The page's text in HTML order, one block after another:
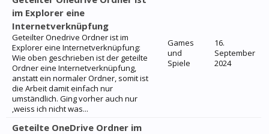
im Explorer eine
Internetverknüpfung
Geteilter Onedrive Ordner ist im
Explorer eine Internetverknüpfung:
Wie oben geschrieben ist der geteilte
Ordner eine Internetverknüpfung,
anstatt ein normaler Ordner, somit ist
die Arbeit damit einfach nur
umständlich. Ging vorher auch nur
,weiss ich nicht was...
Games
und
Spiele
16.
September
2024
Geteilte OneDrive Ordner im